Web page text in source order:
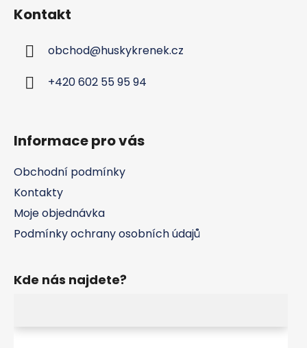
Kontakt
obchod@huskykrenek.cz
+420 602 55 95 94
Informace pro vás
Obchodní podmínky
Kontakty
Moje objednávka
Podmínky ochrany osobních údajů
Kde nás najdete?